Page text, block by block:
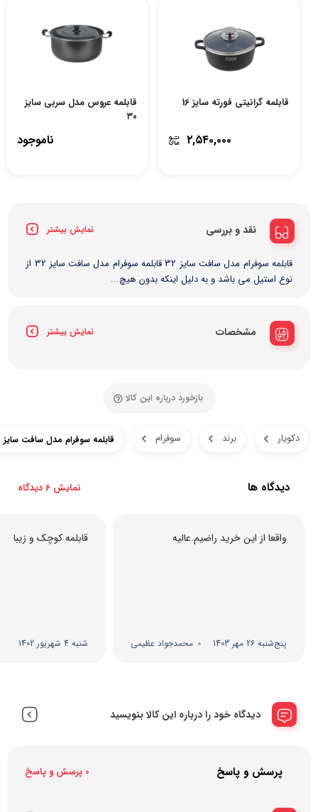
قابلمه گرانیتی فورته سایز 16
۲,۵۴۰,۰۰۰
قابلمه عروس مدل سربی سایز
۳۰
ناموجود
نقد و بررسی نمایش بیشتر
قابلمه سوفرام مدل سافت سایز 32 قابلمه سوفرام مدل سافت سایز 32 از
نوع استیل می باشد و به دلیل اینکه بدون هیچ...
مشخصات نمایش بیشتر
بازخورد درباره این کالا
دکویار برند سوفرام قابلمه سوفرام مدل سافت سایز 32
دیدگاه ها نمایش 6 دیدگاه
واقعا از این خرید راضیم.عالیه
پنج‌شنبه 26 مهر 1403 محمدجواد عظیمی
قابلمه کوچک و زیبا
شنبه 4 شهریور 1402
دیدگاه خود را درباره این کالا بنویسید
پرسش و پاسخ 0 پرسش و پاسخ